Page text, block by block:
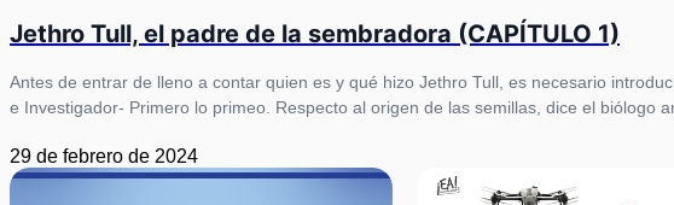
Jethro Tull, el padre de la sembradora (CAPÍTULO 1)
Antes de entrar de lleno a contar quien es y qué hizo Jethro Tull, es necesario
e Investigador- Primero lo primeo. Respecto al origen de las semillas, dice el biólogo
29 de febrero de 2024